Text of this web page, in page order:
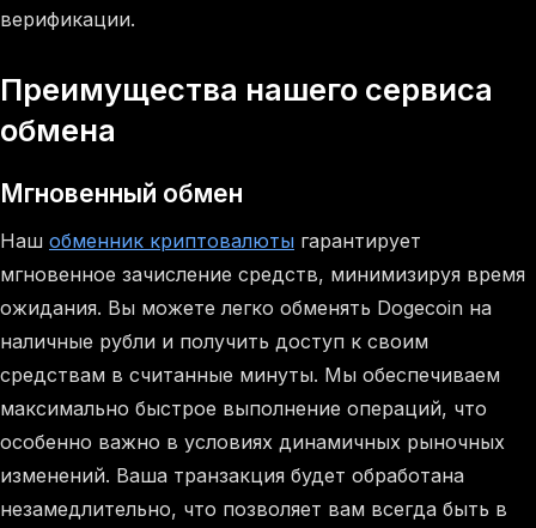
верификации.
Преимущества нашего сервиса
обмена
Мгновенный обмен
Наш обменник криптовалюты гарантирует
мгновенное зачисление средств, минимизируя время
ожидания. Вы можете легко обменять Dogecoin на
наличные рубли и получить доступ к своим
средствам в считанные минуты. Мы обеспечиваем
максимально быстрое выполнение операций, что
особенно важно в условиях динамичных рыночных
изменений. Ваша транзакция будет обработана
незамедлительно, что позволяет вам всегда быть в